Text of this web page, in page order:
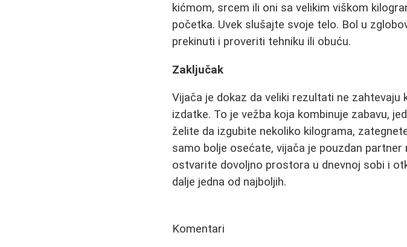
kićmom, srcem ili oni sa velikim viškom
početka. Uvek slušajte svoje telo. Bol u
prekinuti i proveriti tehniku ili obuću.
Zaključak
Vijača je dokaz da veliki rezultati ne
izdatke. To je vežba koja kombinuje zabavu,
želite da izgubite nekoliko kilograma,
samo bolje osećate, vijača je pouzdan
ostvarite dovoljno prostora u dnevnoj sobi i
dalje jedna od najboljih.
Komentari